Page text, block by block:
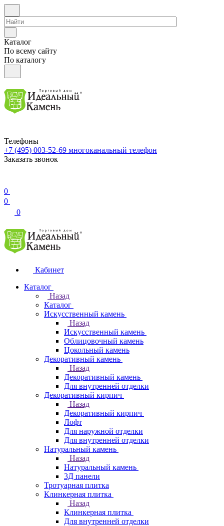
Каталог
По всему сайту
По каталогу
Телефоны
+7 (495) 003-52-69 многоканальный телефон
Заказать звонок
0
0
0
Кабинет
Каталог
Назад
Каталог
Искусственный камень
Назад
Искусственный камень
Облицовочный камень
Цокольный камень
Декоративный камень
Назад
Декоративный камень
Для внутренней отделки
Декоративный кирпич
Назад
Декоративный кирпич
Лофт
Для наружной отделки
Для внутренней отделки
Натуральный камень
Назад
Натуральный камень
3Д панели
Тротуарная плитка
Клинкерная плитка
Назад
Клинкерная плитка
Для внутренней отделки